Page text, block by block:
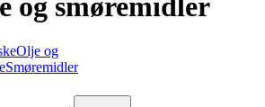
og smøremidler
Olje og
Smøremidler